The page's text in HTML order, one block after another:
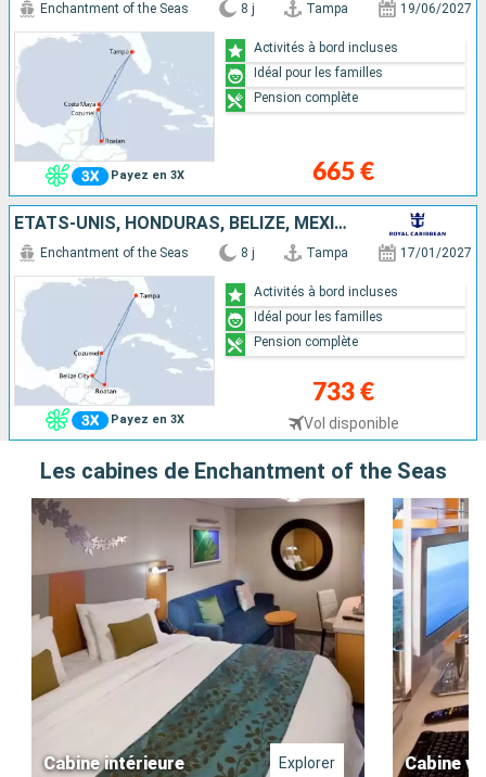
Payez en 3X
Enchantment of the Seas 8 j Tampa 19/06/2027
665 €
Activités à bord incluses
Idéal pour les familles
Pension complète
ÉTATS-UNIS, HONDURAS, BELIZE, MEXIQUE
Payez en 3X
Enchantment of the Seas 8 j Tampa 17/01/2027
733 €
Vol disponible
Activités à bord incluses
Idéal pour les familles
Pension complète
Les cabines de Enchantment of the Seas
Cabine intérieure Explorer Cabine